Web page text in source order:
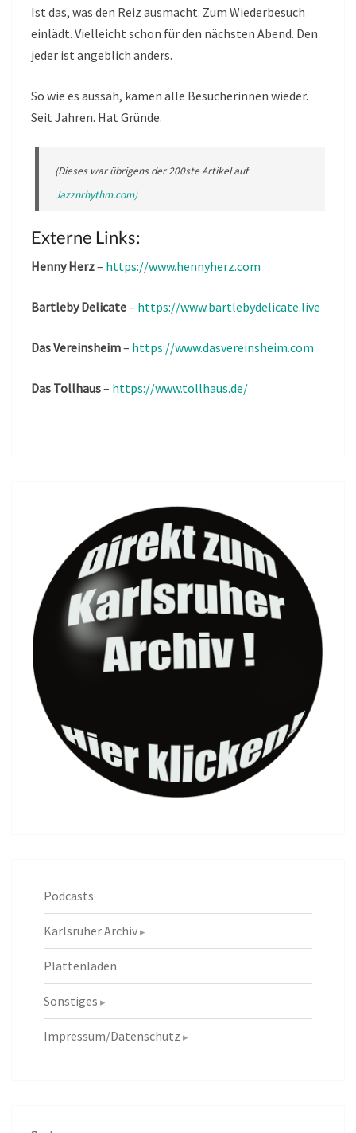
Ist das, was den Reiz ausmacht. Zum Wiederbesuch
einlädt. Vielleicht schon für den nächsten Abend. Den
jeder ist angeblich anders.
So wie es aussah, kamen alle Besucherinnen wieder.
Seit Jahren. Hat Gründe.
(Dieses war übrigens der 200ste Artikel auf
Jazznrhythm.com)
Externe Links:
Henny Herz– https://www.hennyherz.com
Bartleby Delicate– https://www.bartlebydelicate.live
Das Vereinsheim– https://www.dasvereinsheim.com
Das Tollhaus– https://www.tollhaus.de/
Podcasts
Karlsruher Archiv
Plattenläden
Sonstiges
Impressum/Datenschutz